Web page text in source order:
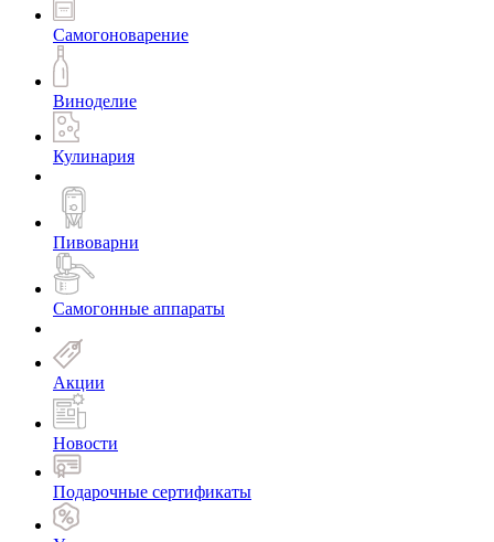
Самогоноварение
Виноделие
Кулинария
Пивоварни
Самогонные аппараты
Акции
Новости
Подарочные сертификаты